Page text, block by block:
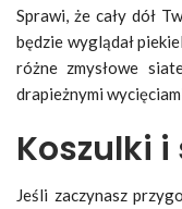
Sprawi, że cały dół
będzie wyglądał
różne zmysłowe
drapieżnymi
Koszulki
Jeśli zaczynasz